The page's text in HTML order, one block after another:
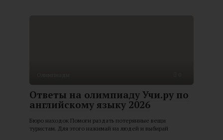
Ответы на олимпиаду Учи.ру по
английскому языку 2026
Бюро находок Помоги раздать потерянные вещи
туристам. Для этого нажимай на людей и выбирай